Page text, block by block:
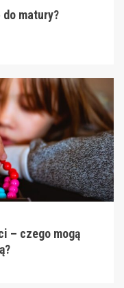
matury?
– czego mogą